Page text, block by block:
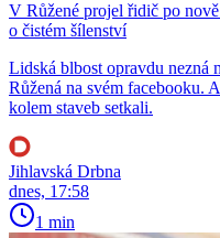
V Růžené projel řidič po
o čistém šílenství
Lidská blbost opravdu nezná
Růžená na svém facebooku.
kolem staveb setkali.
Jihlavská Drbna
dnes, 17:58
1 min